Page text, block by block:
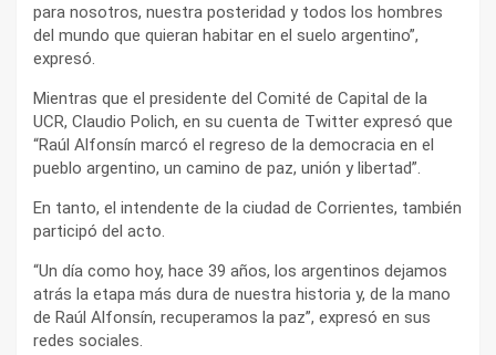
para nosotros, nuestra posteridad y todos los hombres
del mundo que quieran habitar en el suelo argentino”,
expresó.
Mientras que el presidente del Comité de Capital de la
UCR, Claudio Polich, en su cuenta de Twitter expresó que
“Raúl Alfonsín marcó el regreso de la democracia en el
pueblo argentino, un camino de paz, unión y libertad”.
En tanto, el intendente de la ciudad de Corrientes, también
participó del acto.
“Un día como hoy, hace 39 años, los argentinos dejamos
atrás la etapa más dura de nuestra historia y, de la mano
de Raúl Alfonsín, recuperamos la paz”, expresó en sus
redes sociales.